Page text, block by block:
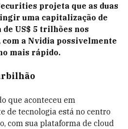
projeta que as duas
uma capitalização de
US$ 5 trilhões nos
a Nvidia possivelmente
mais rápido.
que aconteceu em
de tecnologia está no centro
com sua plataforma de cloud